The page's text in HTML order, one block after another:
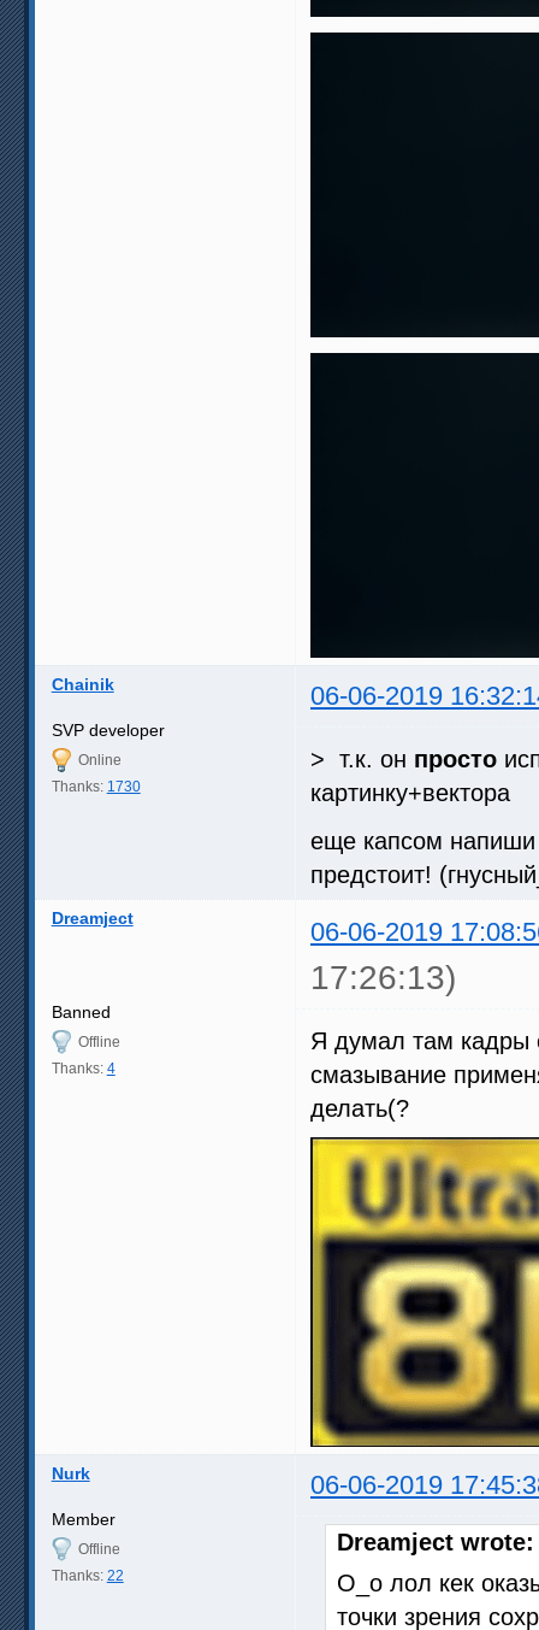
Chainik 06-06-2019
SVP developer
Online
Thanks: 1730
> т.к. он просто
картинку+вектора
еще капсом
предстоит!
Dreamject 06-06-2019
17:26:13)
Banned
Offline
Thanks: 4
Я думал там кадры
смазывание
делать(?
Nurk 06-06-2019
Member
Offline
Thanks: 22
Dreamject wrote:
O_o лол кек
точки зрения